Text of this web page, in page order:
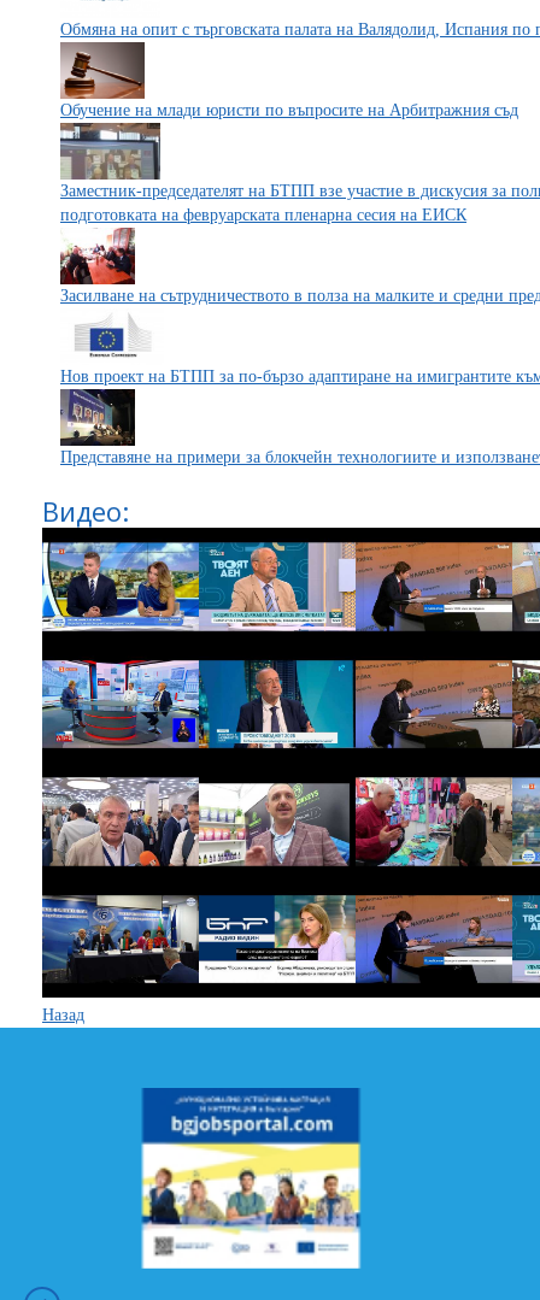
Обмяна на опит с търговската палата на Валядолид, Испания
Обучение на млади юристи по въпросите на Арбитражния съд
Заместник-председателят на БТПП взе участие в дискусия за
подготовката на февруарската пленарна сесия на ЕИСК
Засилване на сътрудничеството в полза на малките и средни
Нов проект на БТПП за по-бързо адаптиране на имигрантите
Представяне на примери за блокчейн технологиите и
Видео:
Назад